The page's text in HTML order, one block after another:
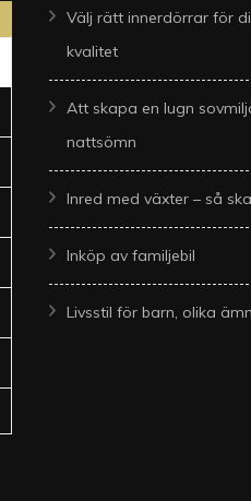
Välj rätt innerdörrar för
kvalitet
Att skapa en lugn
nattsömn
Inred med växter – så
Inköp av familjebil
Livsstil för barn, olika